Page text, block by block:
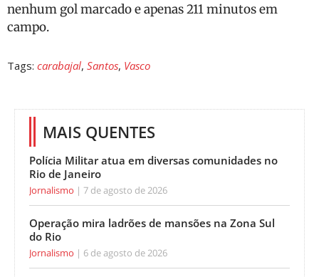
nenhum gol marcado e apenas 211 minutos em
campo.
Tags: carabajal, Santos, Vasco
MAIS QUENTES
Polícia Militar atua em diversas comunidades no
Rio de Janeiro
Jornalismo 7 de agosto de 2026
Operação mira ladrões de mansões na Zona Sul
do Rio
Jornalismo 6 de agosto de 2026